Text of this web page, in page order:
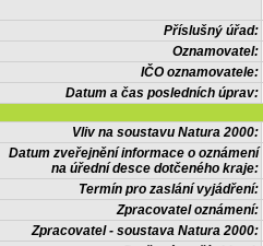
Příslušný úřad:
Oznamovatel:
IČO oznamovatele:
Datum a čas posledních úprav:
Vliv na soustavu Natura 2000:
Datum zveřejnění informace o oznámení
na úřední desce dotčeného kraje:
Termín pro zaslání vyjádření:
Zpracovatel oznámení:
Zpracovatel - soustava Natura 2000: